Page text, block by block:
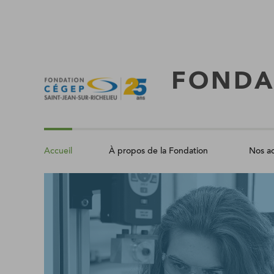
Accueil À propos de la Fondation Nos